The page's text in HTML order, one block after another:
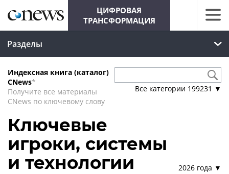
ЦИФРОВАЯ
ТРАНСФОРМАЦИЯ
Разделы
Индексная книга (каталог)
CNews*
Получите все материалы
CNews по ключевому слову
Все категории 199231 ▼
Ключевые
игроки, системы
и технологии
2026 года ▼